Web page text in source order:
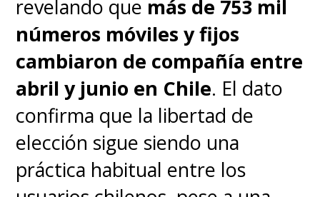
revelando que más de 753 mil
números móviles y fijos
cambiaron de compañía entre
abril y junio en Chile. El dato
confirma que la libertad de
elección sigue siendo una
práctica habitual entre los